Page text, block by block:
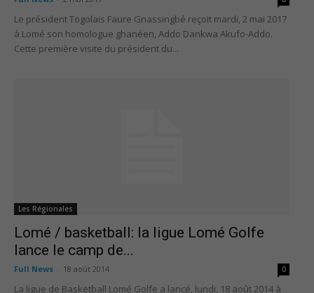
Le président Togolais Faure Gnassingbé reçoit mardi, 2 mai 2017
à Lomé son homologue ghanéen, Addo Dankwa Akufo-Addo.
Cette première visite du président du...
Les Régionales
Lomé / basketball: la ligue Lomé Golfe
lance le camp de...
Full News 18 août 2014 0
La ligue de Basketball Lomé Golfe a lancé, lundi, 18 août 2014 à